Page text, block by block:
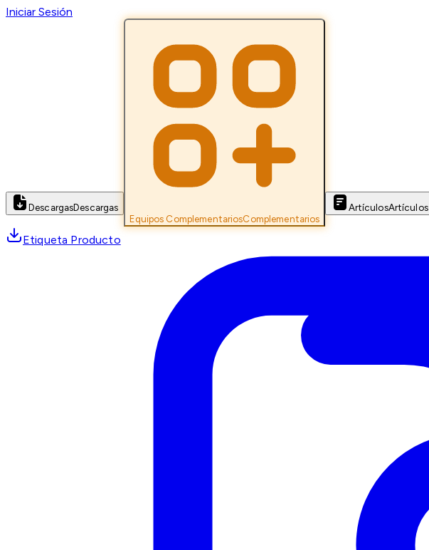
Iniciar Sesión
DescargasDescargas
Equipos ComplementariosComplementarios
ArtículosArtículos
Etiqueta Producto